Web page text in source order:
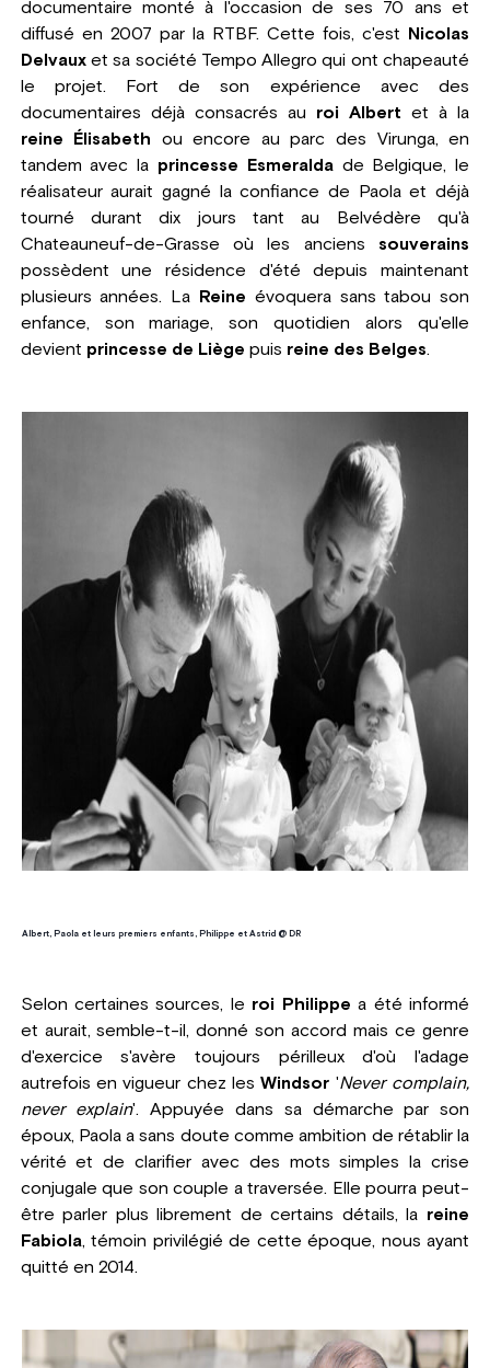
documentaire monté à l'occasion de ses 70 ans et
diffusé en 2007 par la RTBF. Cette fois, c'est
Nicolas
Delvauxet sa société Tempo Allegro qui ont chapeauté
le projet. Fort de son expérience avec des
documentaires déjà consacrés au roi Albert et à la
reine Élisabeth ou encore au parc des Virunga, en
tandem avec la princesse Esmeraldade Belgique, le
réalisateur aurait gagné la confiance de Paola et déjà
tourné durant dix jours tant au Belvédère qu'à
Chateauneuf-de-Grasse où les anciens souverains
possèdent une résidence d'été depuis maintenant
plusieurs années. La
Reine évoquera sans tabou son
enfance, son mariage, son quotidien alors qu'elle
devient princesse de Liège puis reine des Belges.
Albert, Paola et leurs premiers enfants, Philippe et Astrid @ DR
Selon certaines sources, le roi Philippe a été informé
et aurait, semble-t-il, donné son accord mais ce genre
d'exercice s'avère toujours périlleux d'où l'adage
autrefois en vigueur chez lesWindsor 'Never complain,
never explain'. Appuyée dans sa démarche par son
époux, Paola a sans doute comme ambition de rétablir la
vérité et de clarifier avec des mots simples la crise
conjugale que son couple a traversée. Elle pourra peut-
être parler plus librement de certains détails, la reine
Fabiola, témoin privilégié de cette époque, nous ayant
quitté en 2014.